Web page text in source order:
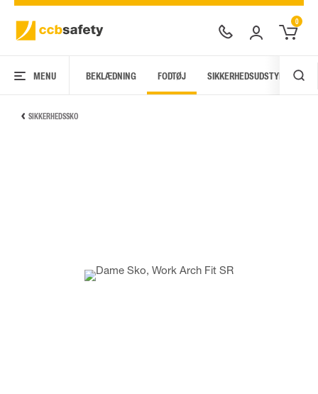
0
MENU BEKLÆDNING FODTØJ SIKKERHEDSUDSTYR
SIKKERHEDSSKO